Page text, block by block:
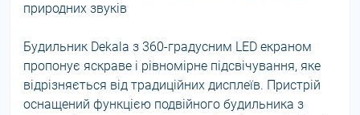
природних звуків
Будильник Dekala з 360-градусним LED екраном
пропонує яскраве і рівномірне підсвічування, яке
відрізняється від традиційних дисплеїв. Пристрій
оснащений функцією подвійного будильника з